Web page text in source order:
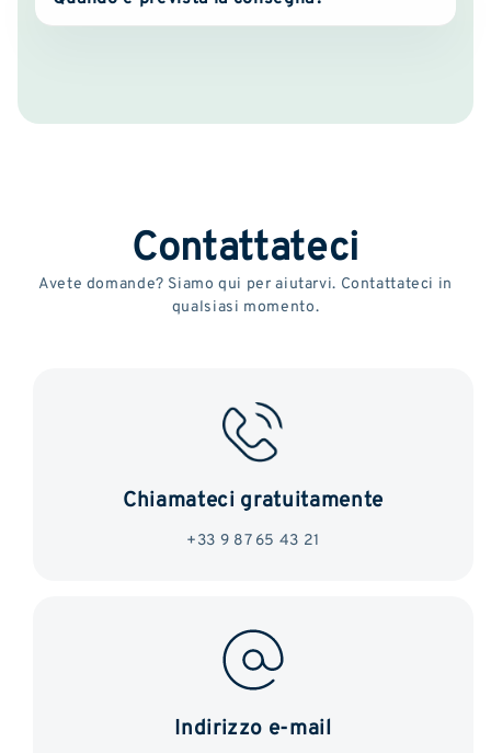
Contattateci
Avete domande? Siamo qui per aiutarvi. Contattateci in
qualsiasi momento.
Chiamateci gratuitamente
+33 9 87 65 43 21
Indirizzo e-mail